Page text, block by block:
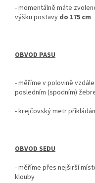
-momentálně máte
výšku postavy do 175 cm
OBVOD PASU
- měříme v polovině
posledním (spodním)
- krejčovský metr
OBVOD SEDU
-měříme přes nejširší
klouby